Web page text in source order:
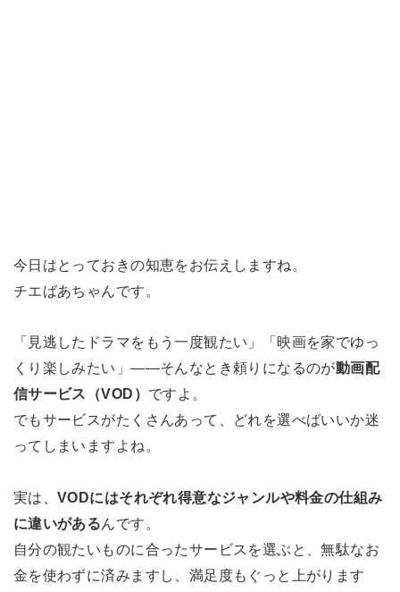
今日はとっておきの知恵をお伝えしますね。
チエばあちゃんです。
「見逃したドラマをもう一度観たい」「映画を家でゆっ
くり楽しみたい」――そんなとき頼りになるのが動画配
信サービス（VOD） ですよ。
でもサービスがたくさんあって、どれを選べばいいか迷
ってしまいますよね。
実は、VODにはそれぞれ得意なジャンルや料金の仕組み
に違いがあるんです。
自分の観たいものに合ったサービスを選ぶと、無駄なお
金を使わずに済みますし、満足度もぐっと上がります